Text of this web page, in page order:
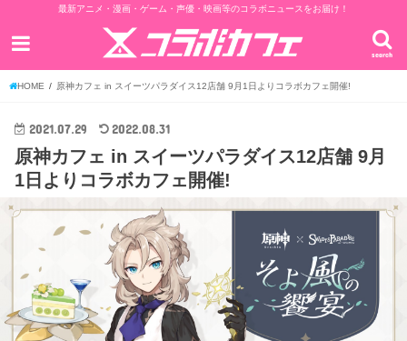
最新アニメ・漫画・ゲーム・声優・映画等のコラボニュースをお届け！
search
HOME 原神カフェ in スイーツパラダイス12店舗 9月1日よりコラボカフェ開催!
2021.07.29 2022.08.31
原神カフェ in スイーツパラダイス12店舗 9月
1日よりコラボカフェ開催!